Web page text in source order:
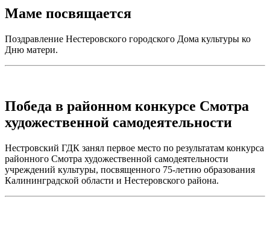
Маме посвящается
Поздравление Нестеровского городского Дома культуры ко
Дню матери.
Победа в районном конкурсе Смотра
художественной самодеятельности
Нестровский ГДК занял первое место по результатам конкурса
районного Смотра художественной самодеятельности
учреждений культуры, посвященного 75-летию образования
Калининградской области и Нестеровского района.